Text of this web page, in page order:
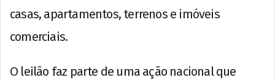
casas, apartamentos, terrenos e imóveis
comerciais.
O leilão faz parte de uma ação nacional que